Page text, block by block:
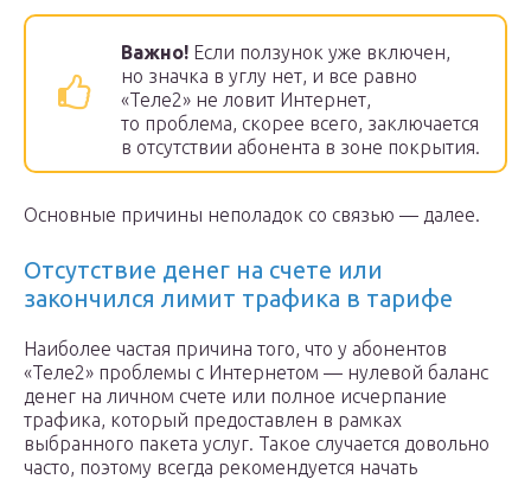
Важно! Если ползунок уже включен,
но значка в углу нет, и все равно
«Теле2» не ловит Интернет,
то проблема, скорее всего, заключается
в отсутствии абонента в зоне покрытия.
Основные причины неполадок со связью — далее.
Отсутствие денег на счете или
закончился лимит трафика в тарифе
Наиболее частая причина того, что у абонентов
«Теле2» проблемы с Интернетом — нулевой баланс
денег на личном счете или полное исчерпание
трафика, который предоставлен в рамках
выбранного пакета услуг. Такое случается довольно
часто, поэтому всегда рекомендуется начать